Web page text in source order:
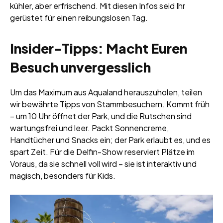
kühler, aber erfrischend. Mit diesen Infos seid Ihr
gerüstet für einen reibungslosen Tag.
Insider-Tipps: Macht Euren
Besuch unvergesslich
Um das Maximum aus Aqualand herauszuholen, teilen
wir bewährte Tipps von Stammbesuchern. Kommt früh
– um 10 Uhr öffnet der Park, und die Rutschen sind
wartungsfrei und leer. Packt Sonnencreme,
Handtücher und Snacks ein; der Park erlaubt es, und es
spart Zeit. Für die Delfin-Show reserviert Plätze im
Voraus, da sie schnell voll wird – sie ist interaktiv und
magisch, besonders für Kids.